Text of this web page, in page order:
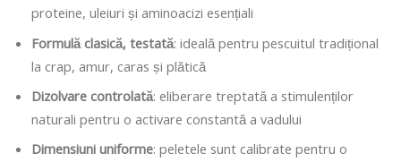
proteine, uleiuri și aminoacizi esențiali
Formulă clasică, testată: ideală pentru pescuitul tradițional
la crap, amur, caras și plătică
Dizolvare controlată: eliberare treptată a stimulenților
naturali pentru o activare constantă a vadului
Dimensiuni uniforme: peletele sunt calibrate pentru o